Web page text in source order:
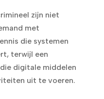
zijn niet
met
die systemen
terwijl een
digitale middelen
uit te voeren.